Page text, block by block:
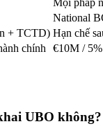
National
+ TCTD) Hạn chế
chính €10M /
UBO không?